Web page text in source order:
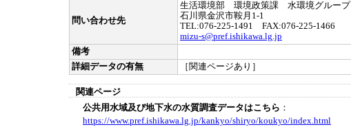
問い合わせ先
生活環境部 環境政策課 水環境グループ
石川県金沢市鞍月1-1
TEL:076-225-1491 FAX:076-225-1466
mizu-s@pref.ishikawa.lg.jp
備考
詳細データの有無
［関連ページあり］
関連ページ
公共用水域及び地下水の水質調査データはこちら ：
https://www.pref.ishikawa.lg.jp/kankyo/shiryo/koukyo/index.html